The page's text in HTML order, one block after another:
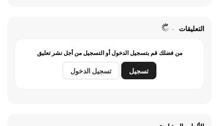
التعليقات
من فضلك قم بتسجيل الدخول أو التسجيل من أجل نشر تعليق
تسجيل تسجيل الدخول